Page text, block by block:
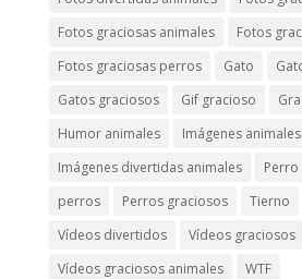
Fotos graciosas animales
Fotos
Fotos graciosas perros
Gato
Gatos graciosos
Gif gracioso
Humor animales
Imágenes animales
Imágenes divertidas animales
Perro
perros
Perros graciosos Tierno
Vídeos divertidos
Vídeos graciosos
Vídeos graciosos animales
WTF